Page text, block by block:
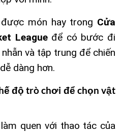
món hay trong Cửa
League để có bước đi
và tập trung để chiến
dàng hơn.
độ trò chơi để chọn vật
quen với thao tác của